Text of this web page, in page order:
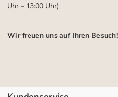
Uhr – 13:00 Uhr)
Wir freuen uns auf Ihren Besuch!